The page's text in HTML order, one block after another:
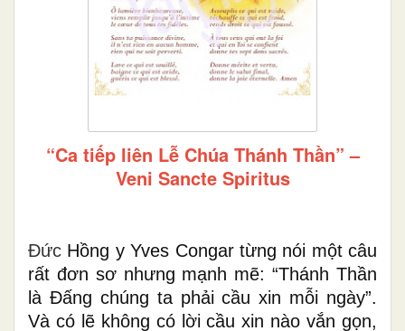
“Ca tiếp liên Lễ Chúa Thánh Thần” –
Veni Sancte Spiritus
Đức Hồng y Yves Congar từng nói một câu
rất đơn sơ nhưng mạnh mẽ: “Thánh Thần
là Đấng chúng ta phải cầu xin mỗi ngày”.
Và có lẽ không có lời cầu xin nào vắn gọn,